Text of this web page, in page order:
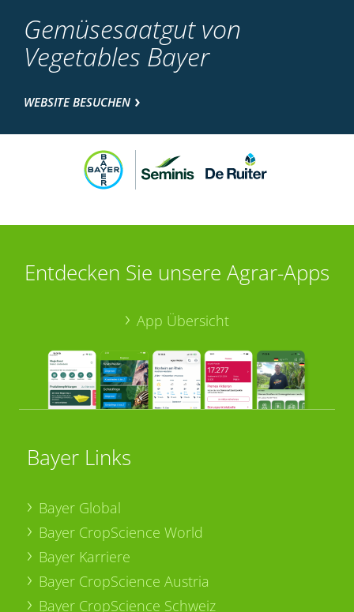
Gemüsesaatgut von
Vegetables Bayer
WEBSITE BESUCHEN
Entdecken Sie unsere Agrar-Apps
App Übersicht
Bayer Links
Bayer Global
Bayer CropScience World
Bayer Karriere
Bayer CropScience Austria
Bayer CropScience Schweiz